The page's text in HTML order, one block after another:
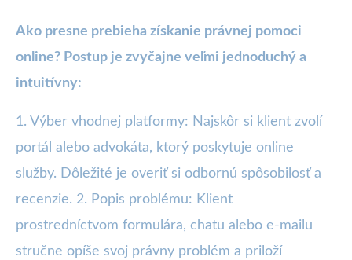
Ako presne prebieha získanie právnej pomoci
online? Postup je zvyčajne veľmi jednoduchý a
intuitívny:
1. Výber vhodnej platformy: Najskôr si klient zvolí
portál alebo advokáta, ktorý poskytuje online
služby. Dôležité je overiť si odbornú spôsobilosť a
recenzie. 2. Popis problému: Klient
prostredníctvom formulára, chatu alebo e-mailu
stručne opíše svoj právny problém a priloží